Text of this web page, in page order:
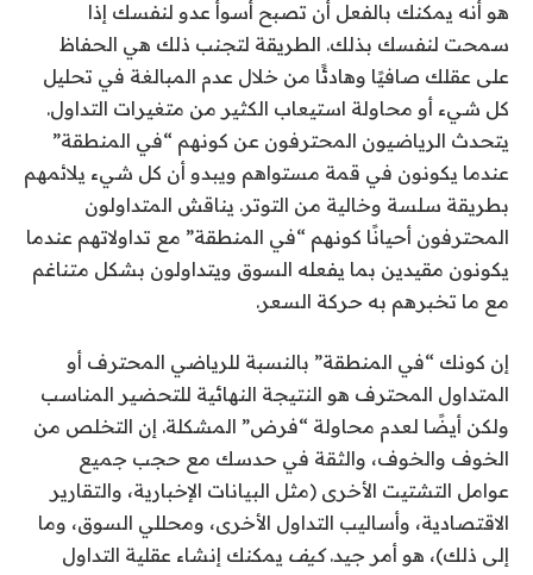
هو أنه يمكنك بالفعل أن تصبح أسوأ عدو لنفسك إذا
سمحت لنفسك بذلك. الطريقة لتجنب ذلك هي الحفاظ
على عقلك صافيًا وهادئًا من خلال عدم المبالغة في تحليل
كل شيء أو محاولة استيعاب الكثير من متغيرات التداول.
يتحدث الرياضيون المحترفون عن كونهم “في المنطقة”
عندما يكونون في قمة مستواهم ويبدو أن كل شيء يلائمهم
بطريقة سلسة وخالية من التوتر. يناقش المتداولون
المحترفون أحيانًا كونهم “في المنطقة” مع تداولاتهم عندما
يكونون مقيدين بما يفعله السوق ويتداولون بشكل متناغم
مع ما تخبرهم به حركة السعر.
إن كونك “في المنطقة” بالنسبة للرياضي المحترف أو
المتداول المحترف هو النتيجة النهائية للتحضير المناسب
ولكن أيضًا لعدم محاولة “فرض” المشكلة. إن التخلص من
الخوف والخوف، والثقة في حدسك مع حجب جميع
عوامل التشتيت الأخرى (مثل البيانات الإخبارية، والتقارير
الاقتصادية، وأساليب التداول الأخرى، ومحللي السوق، وما
إلى ذلك)، هو أمر جيد.كيف يمكنك إنشاء عقلية التداول